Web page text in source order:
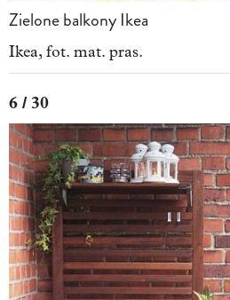
Zielone balkony Ikea
Ikea, fot. mat. pras.
6 / 30